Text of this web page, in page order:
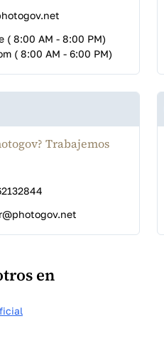
( 8:00 AM - 8:00 PM)
( 8:00 AM - 6:00 PM)
Trabajemos
en